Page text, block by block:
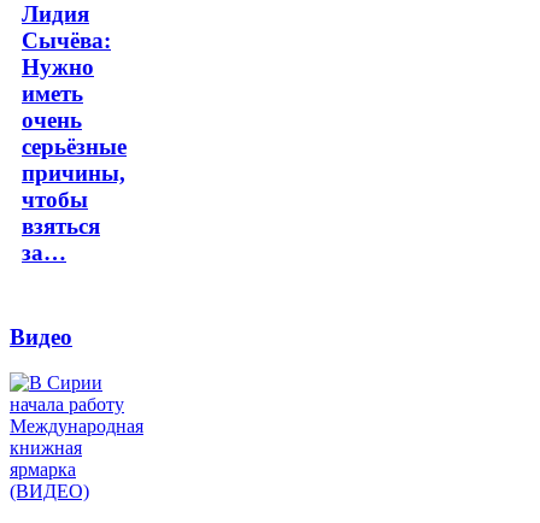
Лидия
Сычёва:
Нужно
иметь
очень
серьёзные
причины,
чтобы
взяться
за…
Видео